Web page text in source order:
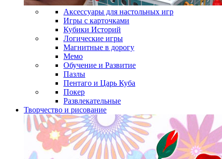
Аксессуары для настольных игр
Игры с карточками
Кубики Историй
Логические игры
Магнитные в дорогу
Мемо
Обучение и Развитие
Пазлы
Пентаго и Царь Куба
Покер
Развлекательные
Творчество и рисование